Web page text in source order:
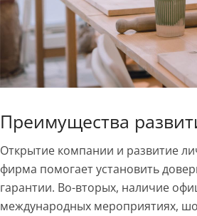
Преимущества
Открытие компании и развитие
фирма помогает установить
гарантии. Во-вторых, наличие
международных мероприятиях,